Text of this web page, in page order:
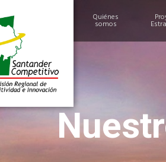
Quiénes
somos
Estructura